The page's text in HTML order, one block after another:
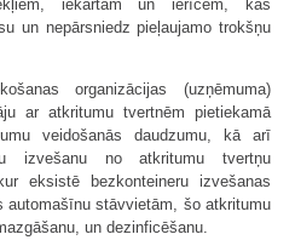
iekārtām un ierīcēm, kas
un nepārsniedz pieļaujamo trokšņu
organizācijas (uzņēmuma)
ar atkritumu tvertnēm pietiekamā
veidošanās daudzumu, kā arī
izvešanu no atkritumu tvertņu
eksistē bezkonteineru izvešanas
automašīnu stāvvietām, šo atkritumu
un dezinficēšanu.